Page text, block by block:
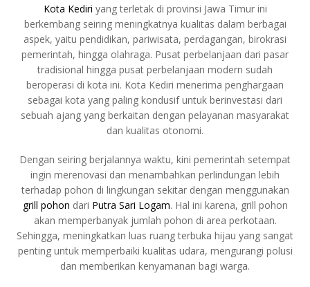
Kota Kediri yang terletak di provinsi Jawa Timur ini
berkembang seiring meningkatnya kualitas dalam berbagai
aspek, yaitu pendidikan, pariwisata, perdagangan, birokrasi
pemerintah, hingga olahraga. Pusat perbelanjaan dari pasar
tradisional hingga pusat perbelanjaan modern sudah
beroperasi di kota ini. Kota Kediri menerima penghargaan
sebagai kota yang paling kondusif untuk berinvestasi dari
sebuah ajang yang berkaitan dengan pelayanan masyarakat
dan kualitas otonomi.
Dengan seiring berjalannya waktu, kini pemerintah setempat
ingin merenovasi dan menambahkan perlindungan lebih
terhadap pohon di lingkungan sekitar dengan menggunakan
grill pohon dari Putra Sari Logam. Hal ini karena, grill pohon
akan memperbanyak jumlah pohon di area perkotaan.
Sehingga, meningkatkan luas ruang terbuka hijau yang sangat
penting untuk memperbaiki kualitas udara, mengurangi polusi
dan memberikan kenyamanan bagi warga.